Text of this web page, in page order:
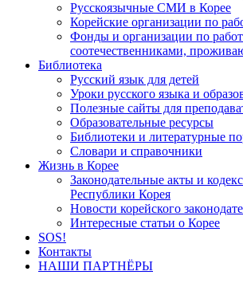
Русскоязычные СМИ в Корее
Корейские организации по
Фонды и организации по
соотечественниками,
Библиотека
Русский язык для детей
Уроки русского языка и
Полезные сайты для
Образовательные ресурсы
Библиотеки и литературные
Словари и справочники
Жизнь в Корее
Законодательные акты и
Республики Корея
Новости корейского
Интересные статьи о Корее
SOS!
Контакты
НАШИ ПАРТНЁРЫ